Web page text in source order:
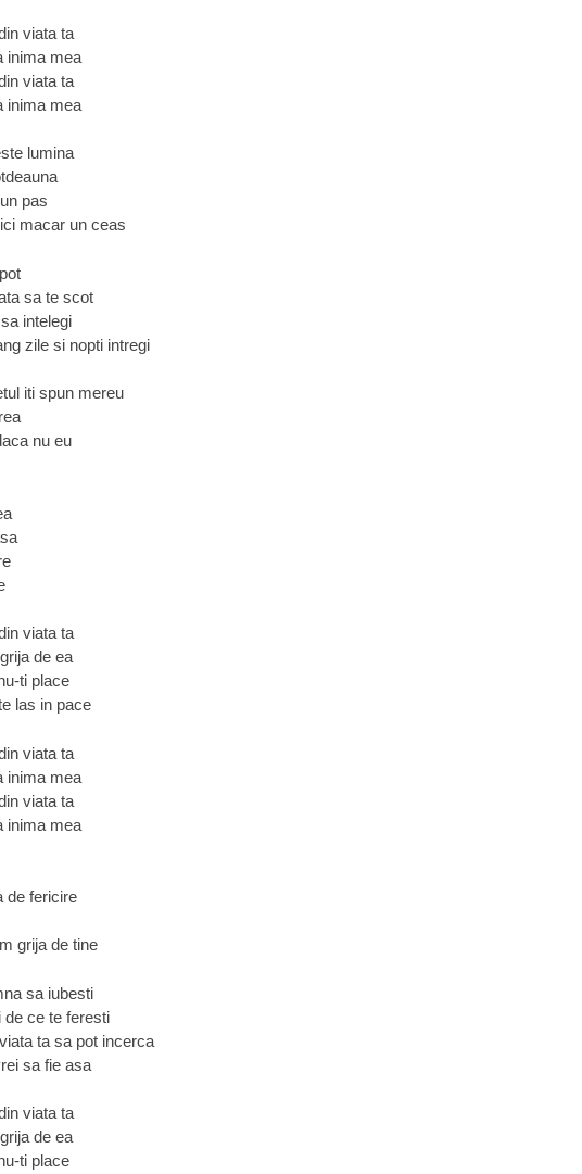
viata ta
inima mea
viata ta
inima mea
lumina
pas
macar un ceas
sa te scot
intelegi
zile si nopti intregi
iti spun mereu
nu eu
viata ta
de ea
ti place
las in pace
viata ta
inima mea
viata ta
inima mea
de fericire
grija de tine
sa iubesti
de ce te feresti
ta sa pot incerca
sa fie asa
viata ta
de ea
ti place